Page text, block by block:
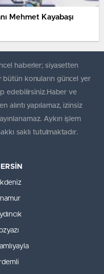
Mehmet Kayabaşı
haberler; siyasetten
konuların güncel yer
edebilirsiniz.Haber ve
alıntı yapılamaz, izinsiz
Aykırı işlem
saklı tutulmaktadır.